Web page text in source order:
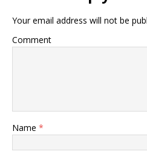
Your email address will not be
Comment
Name *